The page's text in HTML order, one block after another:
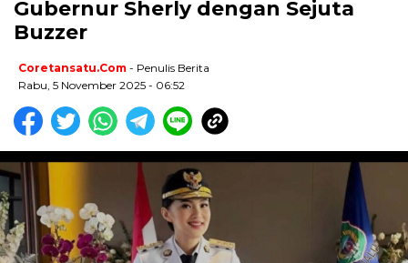
Gubernur Sherly dengan Sejuta
Buzzer
Coretansatu.com - Penulis Berita
Rabu, 5 November 2025 - 06:52